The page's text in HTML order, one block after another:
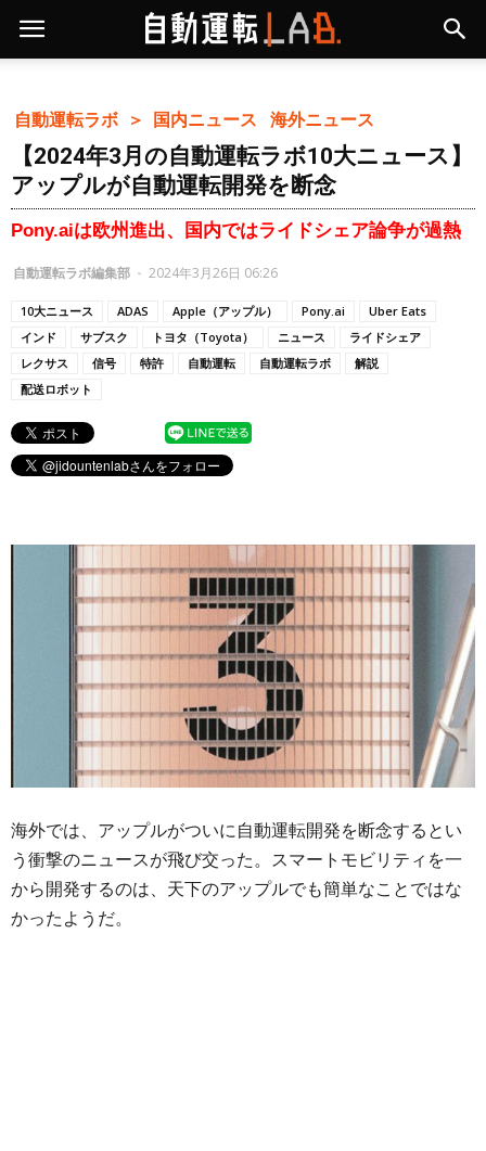
自動運転ラボ ＞ 国内ニュース 海外ニュース
【2024年3月の自動運転ラボ10大ニュース】
アップルが自動運転開発を断念
Pony.aiは欧州進出、国内ではライドシェア論争が過熱
自動運転ラボ編集部 - 2024年3月26日 06:26
10大ニュース ADAS Apple（アップル） Pony.ai
Uber Eats
インド
サブスク トヨタ（Toyota） ニュース
ライドシェア
レクサス
信号 特許 自動運転 自動運転ラボ
解説
配送ロボット
海外では、アップルがついに自動運転開発を断念するとい
う衝撃のニュースが飛び交った。スマートモビリティを一
から開発するのは、天下のアップルでも簡単なことではな
かったようだ。